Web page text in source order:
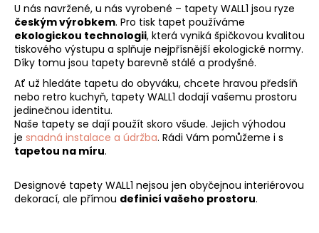
U nás navržené, u nás vyrobené – tapety WALL1 jsou ryze
českým výrobkem. Pro tisk tapet používáme
ekologickou technologii, která vyniká špičkovou kvalitou
tiskového výstupu a splňuje nejpřísnější ekologické normy.
Díky tomu jsou tapety barevně stálé a prodyšné.
Ať už hledáte tapetu do obyváku, chcete hravou předsíň
nebo retro kuchyň, tapety WALL1 dodají vašemu prostoru
jedinečnou identitu.
Naše tapety se dají použít skoro všude. Jejich výhodou
je snadná instalace a údržba. Rádi Vám pomůžeme i s
tapetou na míru.
Designové tapety WALL1 nejsou jen obyčejnou interiérovou
dekorací, ale přímou definicí vašeho prostoru.